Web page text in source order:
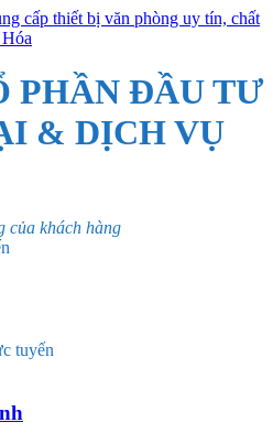
PHẦN ĐẦU TƯ
& DỊCH VỤ
của khách hàng
tuyến